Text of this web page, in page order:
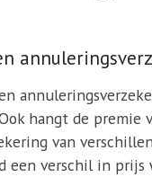
hangt de premie
van
een verschil in prijs